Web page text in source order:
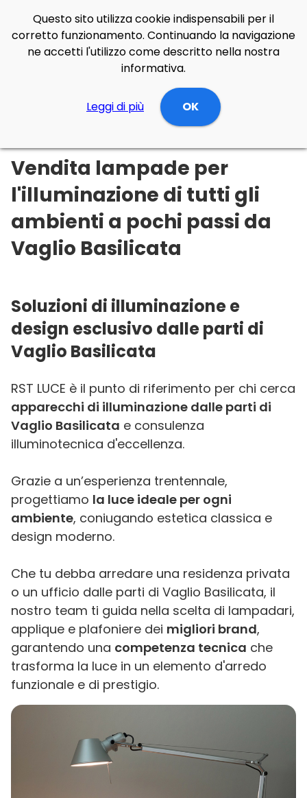
Illuminazione Online Basilicata
Potenza
Vendita lampade per
l'illuminazione di tutti gli
ambienti a pochi passi da
Vaglio Basilicata
Soluzioni di illuminazione e
design esclusivo dalle parti di
Vaglio Basilicata
RST LUCE è il punto di riferimento per chi cerca
apparecchi di illuminazione dalle parti di
Vaglio Basilicata e consulenza
illuminotecnica d'eccellenza.
Grazie a un’esperienza trentennale,
progettiamo la luce ideale per ogni
ambiente, coniugando estetica classica e
design moderno.
Che tu debba arredare una residenza privata
o un ufficio dalle parti di Vaglio Basilicata, il
nostro team ti guida nella scelta di lampadari,
applique e plafoniere dei migliori brand,
garantendo una competenza tecnica che
trasforma la luce in un elemento d'arredo
funzionale e di prestigio.
Questo sito utilizza cookie indispensabili per il
corretto funzionamento. Continuando la navigazione
ne accetti l'utilizzo come descritto nella nostra
informativa.
Leggi di più OK